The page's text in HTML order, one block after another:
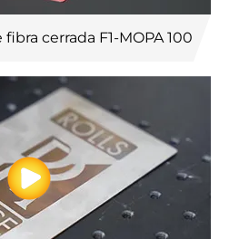
cerrada F1-MOPA 100